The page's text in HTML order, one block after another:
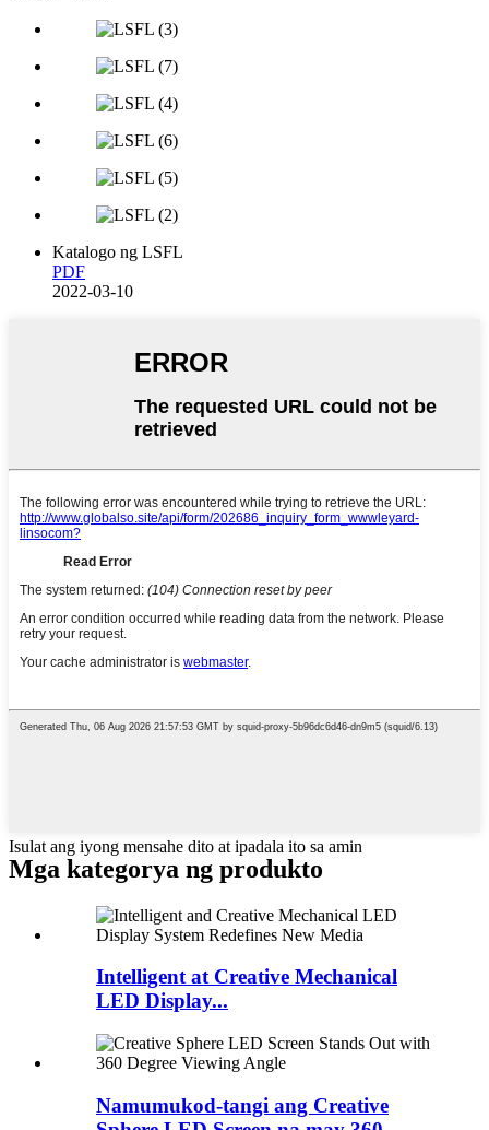
Katalogo ng LSFL
PDF
2022-03-10
Isulat ang iyong mensahe dito at ipadala ito sa amin
Mga kategorya ng produkto
Intelligent at Creative Mechanical
LED Display...
Namumukod-tangi ang Creative